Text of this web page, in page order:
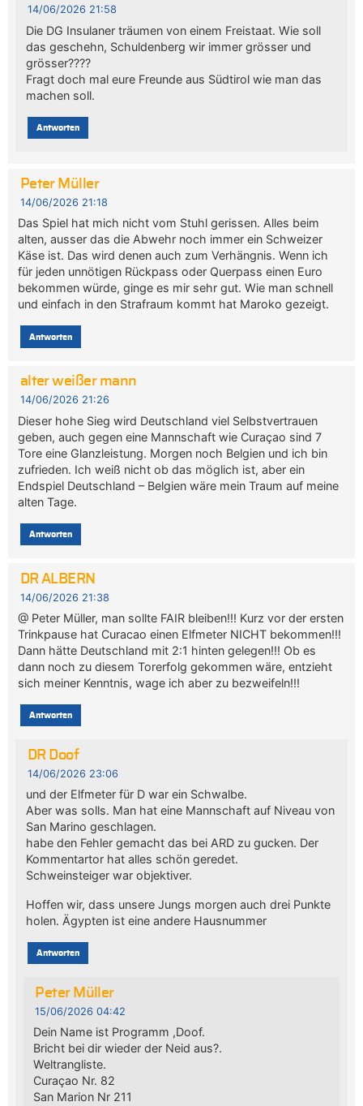
14/06/2026 21:58
Die DG Insulaner träumen von einem Freistaat. Wie soll
das geschehn, Schuldenberg wir immer grösser und
grösser????
Fragt doch mal eure Freunde aus Südtirol wie man das
machen soll.
Antworten
Peter Müller
14/06/2026 21:18
Das Spiel hat mich nicht vom Stuhl gerissen. Alles beim
alten, ausser das die Abwehr noch immer ein Schweizer
Käse ist. Das wird denen auch zum Verhängnis. Wenn ich
für jeden unnötigen Rückpass oder Querpass einen Euro
bekommen würde, ginge es mir sehr gut. Wie man schnell
und einfach in den Strafraum kommt hat Maroko gezeigt.
Antworten
alter weißer mann
14/06/2026 21:26
Dieser hohe Sieg wird Deutschland viel Selbstvertrauen
geben, auch gegen eine Mannschaft wie Curaçao sind 7
Tore eine Glanzleistung. Morgen noch Belgien und ich bin
zufrieden. Ich weiß nicht ob das möglich ist, aber ein
Endspiel Deutschland – Belgien wäre mein Traum auf meine
alten Tage.
Antworten
DR ALBERN
14/06/2026 21:38
@ Peter Müller, man sollte FAIR bleiben!!! Kurz vor der ersten
Trinkpause hat Curacao einen Elfmeter NICHT bekommen!!!
Dann hätte Deutschland mit 2:1 hinten gelegen!!! Ob es
dann noch zu diesem Torerfolg gekommen wäre, entzieht
sich meiner Kenntnis, wage ich aber zu bezweifeln!!!
Antworten
DR Doof
14/06/2026 23:06
und der Elfmeter für D war ein Schwalbe.
Aber was solls. Man hat eine Mannschaft auf Niveau von
San Marino geschlagen.
habe den Fehler gemacht das bei ARD zu gucken. Der
Kommentartor hat alles schön geredet.
Schweinsteiger war objektiver.
Hoffen wir, dass unsere Jungs morgen auch drei Punkte
holen. Ägypten ist eine andere Hausnummer
Antworten
Peter Müller
15/06/2026 04:42
Dein Name ist Programm ,Doof.
Bricht bei dir wieder der Neid aus?.
Weltrangliste.
Curaçao Nr. 82
San Marion Nr 211